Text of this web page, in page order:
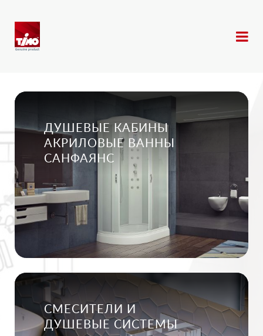
ДУШЕВЫЕ КАБИНЫ
АКРИЛОВЫЕ ВАННЫ
САНФАЯНС
СМЕСИТЕЛИ И
ДУШЕВЫЕ СИСТЕМЫ